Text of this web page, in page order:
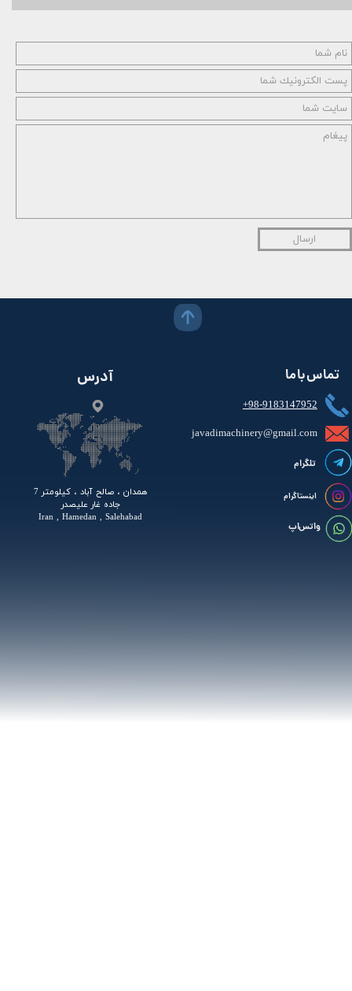
ارسال
+98-9183147952
همدان ، صالح آباد ، کیلومتر 7
جاده غار علیصدر
Iran , Hamedan , Salehabad
آدرس تماس با ما
اینستاگرام
javadimachinery@gmail.com​​​​​​​​
تلگرام
واتس اپ